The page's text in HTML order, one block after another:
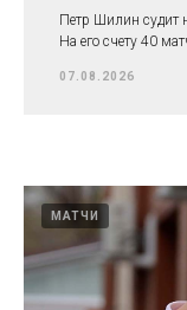
Петр Шилин судит
На его счету 40
07.08.2026
МАТЧИ